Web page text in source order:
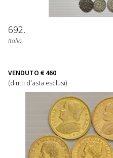
692
Italia.
VENDUTO € 460
(diritti d'asta esclusi)